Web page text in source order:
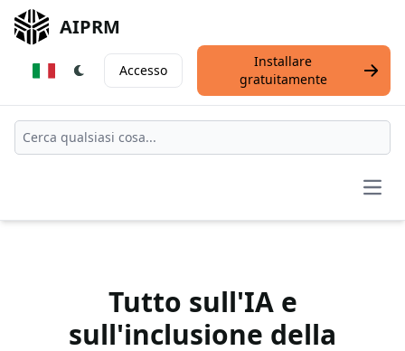
AIPRM
Accesso
Installare
gratuitamente
Tutto sull'IA e
sull'inclusione della